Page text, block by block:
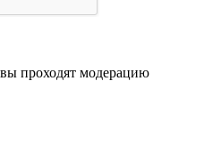
проходят модерацию